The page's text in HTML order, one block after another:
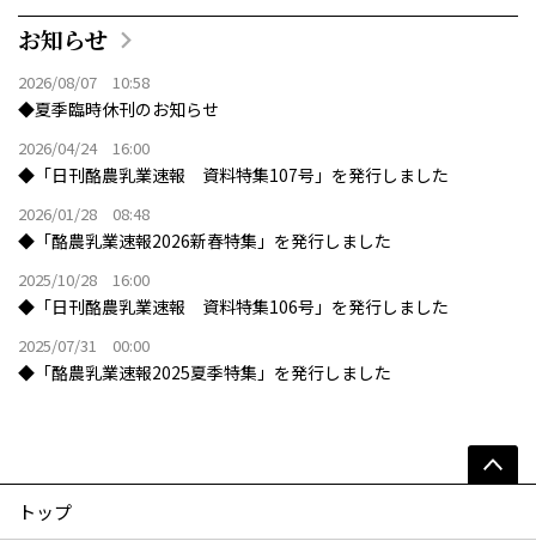
お知らせ
2026/08/07 10:58
◆夏季臨時休刊のお知らせ
2026/04/24 16:00
◆「日刊酪農乳業速報 資料特集107号」を発行しました
2026/01/28 08:48
◆「酪農乳業速報2026新春特集」を発行しました
2025/10/28 16:00
◆「日刊酪農乳業速報 資料特集106号」を発行しました
2025/07/31 00:00
◆「酪農乳業速報2025夏季特集」を発行しました
トップ